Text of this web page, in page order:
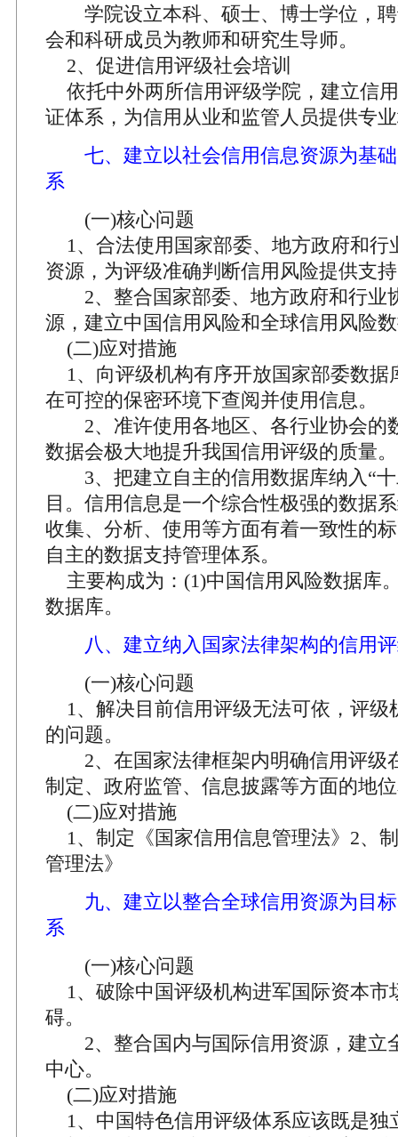
学院设立本科、硕士、博士学位，聘
会和科研成员为教师和研究生导师。
2、促进信用评级社会培训
依托中外两所信用评级学院，建立信
证体系，为信用从业和监管人员提供专
七、建立以社会信用信息资源为基
系
(一)核心问题
1、合法使用国家部委、地方政府和行
资源，为评级准确判断信用风险提供支
2、整合国家部委、地方政府和行业
源，建立中国信用风险和全球信用风险
(二)应对措施
1、向评级机构有序开放国家部委数据
在可控的保密环境下查阅并使用信息。
2、准许使用各地区、各行业协会的
数据会极大地提升我国信用评级的质量。
3、把建立自主的信用数据库纳入“十
目。信用信息是一个综合性极强的数据
收集、分析、使用等方面有着一致性的
自主的数据支持管理体系。
主要构成为：(1)中国信用风险数据库
数据库。
八、建立纳入国家法律架构的信用
(一)核心问题
1、解决目前信用评级无法可依，评级
的问题。
2、在国家法律框架内明确信用评级
制定、政府监管、信息披露等方面的地
(二)应对措施
1、制定《国家信用信息管理法》2、
管理法》
九、建立以整合全球信用资源为目
系
(一)核心问题
1、破除中国评级机构进军国际资本市
碍。
2、整合国内与国际信用资源，建立
中心。
(二)应对措施
1、中国特色信用评级体系应该既是独